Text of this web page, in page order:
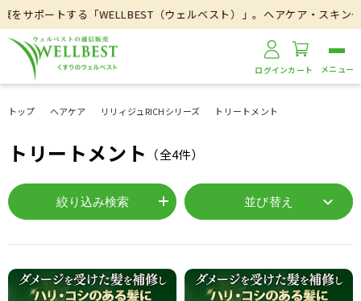
ポートする「WELLBEST（ウェルベスト）」。ヘアケア・スキンケ
ログインカート
トップ ヘアケア リリィジュRICHシリーズ トリートメント
トリートメント （全4件）
絞り込み検索